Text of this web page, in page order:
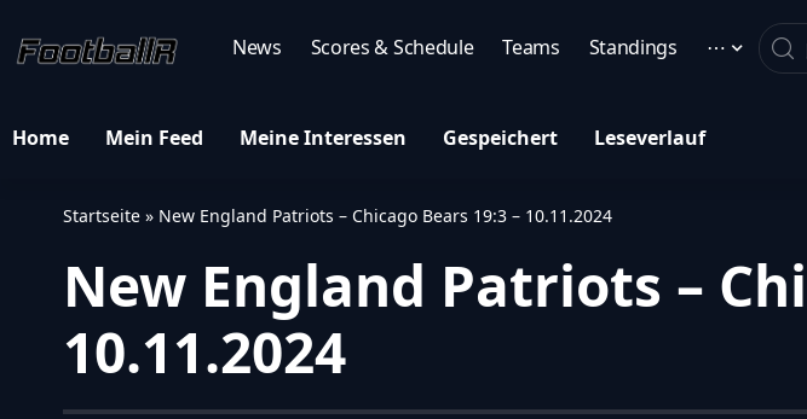
News Scores & Schedule Teams Standings ⋯
Home Mein Feed Meine Interessen Gespeichert Leseverlauf
Startseite » New England Patriots – Chicago Bears 19:3 – 10.11.2024
New England Patriots –
10.11.2024